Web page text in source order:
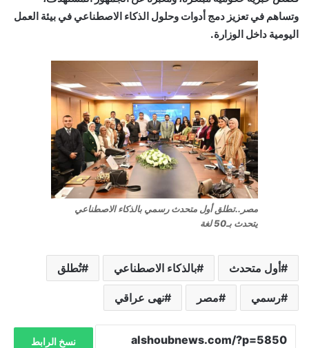
وتساهم في تعزيز دمج أدوات وحلول الذكاء الاصطناعي في بيئة العمل
اليومية داخل الوزارة.
مصر..تطلق أول متحدث رسمي بالذكاء الاصطناعي
يتحدث بـ50 لغة
أول متحدث بالذكاء الاصطناعي تُطلق
رسمي مصر نهى عراقي
نسخ الرابط